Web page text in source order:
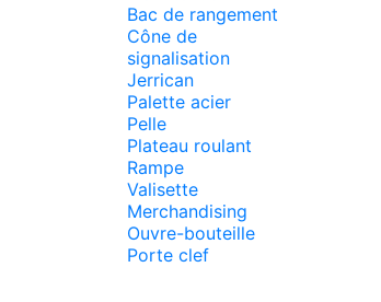
Bac de rangement
Cône de
signalisation
Jerrican
Palette acier
Pelle
Plateau roulant
Rampe
Valisette
Merchandising
Ouvre-bouteille
Porte clef